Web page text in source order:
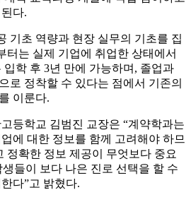
다.
기초 역량과 현장 실무의 기초를 집
터는 실제 기업에 취업한 상태에서
학 후 3년 만에 가능하며, 졸업과
로 정착할 수 있다는 점에서 기존의
이룬다.
등학교 김범진 교장은 “계약학과는
에 대한 정보를 함께 고려해야 하므
정확한 정보 제공이 무엇보다 중요
들이 보다 나은 진로 선택을 할 수
다”고 밝혔다.